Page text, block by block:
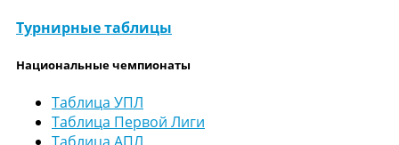
Турнирные таблицы
Национальные чемпионаты
Таблица УПЛ
Таблица Первой Лиги